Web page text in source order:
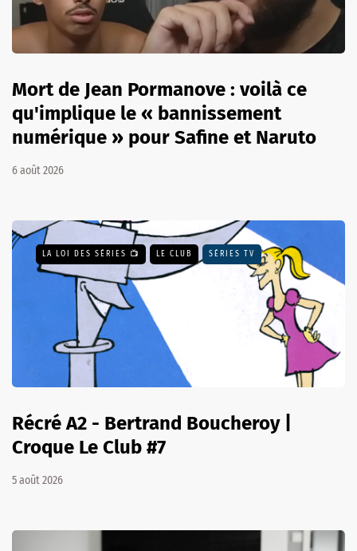
Mort de Jean Pormanove : voilà ce
qu'implique le « bannissement
numérique » pour Safine et Naruto
6 août 2026
LA LOI DES SÉRIES 📺 LE CLUB SÉRIES TV
Récré A2 - Bertrand Boucheroy |
Croque Le Club #7
5 août 2026